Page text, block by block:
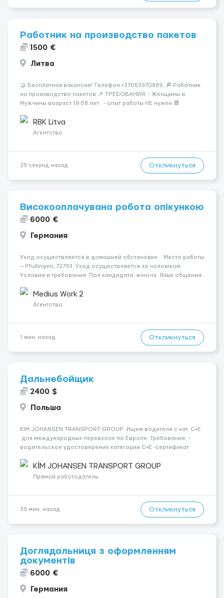
Работник на производство пакетов
1500 €
Литва
🤝 Бесплатная вакансия! Tелефон +37063970889, 🔎 Работник
на производство пакетов 📌 ТРЕБОВАНИЯ: - Женщины и
Мужчины возраст 18-58 лет - опыт работы НЕ нужен 📆
зависимости от отдела и должност...
RBK Litva
Агентство
29 секунд назад Откликнуться
Високооплачувана робота опікункою
6000 €
Германия
Уход осуществляется в домашней обстановке. Место работы
— Pfullingen, 72793. Уход осуществляется за чоловіком.
Условия и требования: Пол кандидата: жіноча. Язык общения:
права: все одно. ...
Medius Work 2
Агентство
1 мин. назад Откликнуться
Дальнебойщик
2400 $
Польша
KIM JOHANSEN TRANSPORT GROUP: Ищем водителя с кат. С+Е
для международных перевозок по Европе. Требования: -
водительское удостоверение категории C+E -сертификат
опыт работы водителем грузовика Наша компания мож...
KİM JOHANSEN TRANSPORT GROUP
Прямой работодатель
39 мин. назад Откликнуться
Доглядальниця з оформленням
документів
6000 €
Германия